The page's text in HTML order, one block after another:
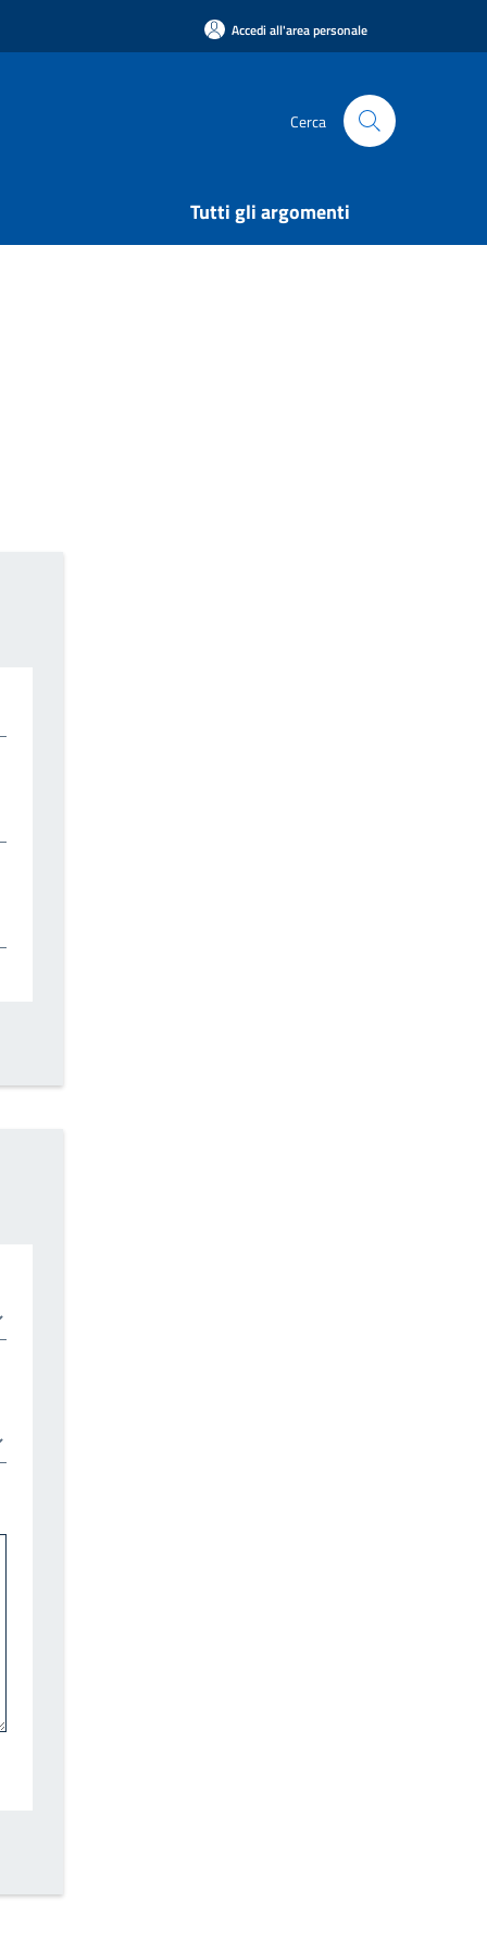
Accedi all'area personale
Cerca
Tutti gli argomenti